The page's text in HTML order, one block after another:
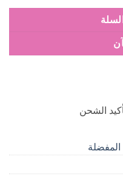
الشحن
المفضلة